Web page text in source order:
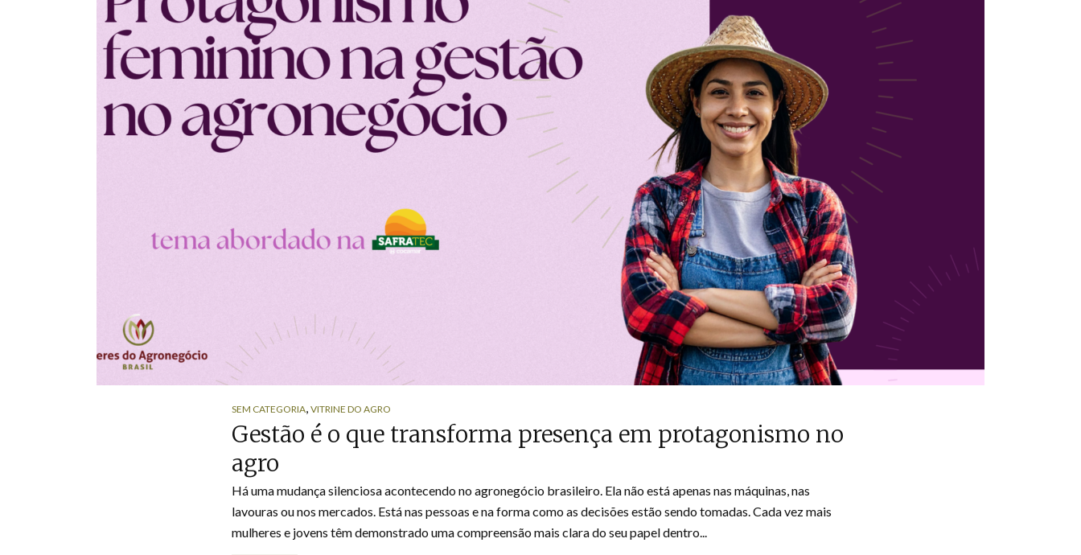
SEM CATEGORIA, VITRINE DO AGRO
Gestão é o que transforma presença em protagonismo no
agro
Há uma mudança silenciosa acontecendo no agronegócio brasileiro. Ela não está apenas nas máquinas, nas
lavouras ou nos mercados. Está nas pessoas e na forma como as decisões estão sendo tomadas. Cada vez mais
mulheres e jovens têm demonstrado uma compreensão mais clara do seu papel dentro...